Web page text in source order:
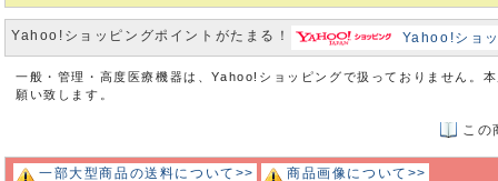
Yahoo!ショッピングポイントがたまる！ Yahoo!ショ
一般・管理・高度医療機器は、Yahoo!ショッピングで扱っておりません。
願い致します。
この
一部大型商品の送料について>> 商品画像について>>